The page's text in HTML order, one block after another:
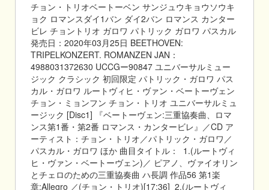
チョン・トリオベートーベン サンジュウキョウソウキ
ョク ロマンスダイ1バン ダイ2バン ロマンス カンター
ビレ チョントリオ ガロワ パトリック ガロワ パスカル
発売日：2020年03月25日 BEETHOVEN:
TRIPELKONZERT. ROMANZEN JAN：
4988031372630 UCCGー90847 ユニバーサルミュー
ジック クラシック 初回限定 パトリック・ガロワ パス
カル・ガロワ ルートヴィヒ・ヴァン・ベートーヴェン
チョン・ミョンフン チョン・トリオ ユニバーサルミュ
ージック [Disc1] 『ベートーヴェン:三重協奏曲、ロマ
ンス第1番・第2番 ロマンス・カンタービレ』／CD ア
ーティスト：チョン・トリオ／パトリック・ガロワ／
パスカル・ガロワ ほか 曲目タイトル： 1.(ルートヴィ
ヒ・ヴァン・ベートーヴェン)／ ピアノ、ヴァイオリン
とチェロのための三重協奏曲 ハ長調 作品56 第1楽
章:Allegro ／(チョン・トリオ)[17:36] 2.(ルートヴィ